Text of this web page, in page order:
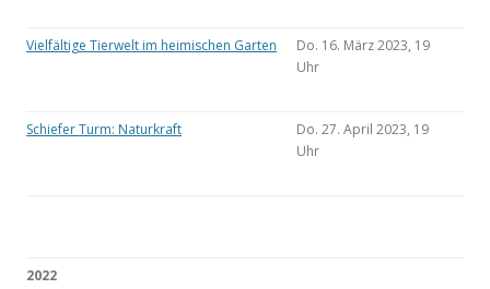
Vielfältige Tierwelt im heimischen Garten
Do. 16. März 2023, 19
Uhr
Schiefer Turm: Naturkraft
Do. 27. April 2023, 19
Uhr
2022